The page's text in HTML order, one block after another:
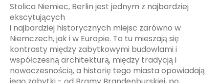
Stolica Niemiec, Berlin jest jednym z najbardziej
ekscytujących
i najbardziej historycznych miejsc zarówno w
Niemczech, jak i w Europie. To tu mieszają się
kontrasty między zabytkowymi budowlami i
współczesną architekturą, między tradycją i
nowoczesnością, a historię tego miasta opowiadają